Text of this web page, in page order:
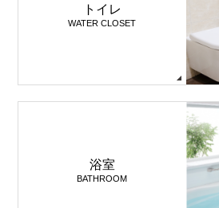
トイレ
WATER CLOSET
浴室
BATHROOM